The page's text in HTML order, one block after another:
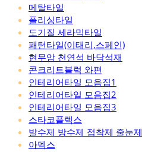
메탈타일
폴리싱타일
도기질 세라믹타일
패턴타일(이태리,스페인)
현무암 천연석 바닥석재
콘크리트블럭 와편
인테리어타일 모음집1
인테리어타일 모음집2
인테리어타일 모음집3
스타코플렉스
발수제 방수제 접착제 줄눈제
아덱스